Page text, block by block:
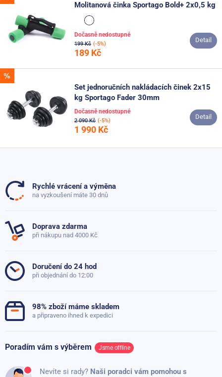
Molitanová činka Sportago Bold+ 2x0,5 kg
199 Kč (-5%)
189 Kč
Dočasně nedostupné
Detail
Set jednoručních nakládacích činek 2x15
kg Sportago Fader 30mm
2 090 Kč (-5%)
1 990 Kč
Dočasně nedostupné
Detail
Rychlé vrácení a výměna
na vyzkoušení máte 30 dnů
Doprava zdarma
při nákupu nad 4000 Kč
Doručení do 24 hod
při objednání do 12:00
98% zboží máme skladem
a připraveno ihned k expedici
Poradím vám s výběrem Jsme offline
Nevíte si rady? Naši poradci vám pomohou s